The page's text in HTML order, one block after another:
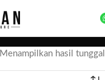
Menampilkan hasil tunggal